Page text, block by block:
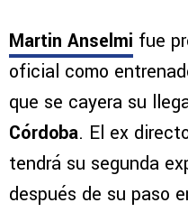
Martin Anselmi fue
oficial como
que se cayera su
Córdoba. El ex
tendrá su segunda
después de su paso